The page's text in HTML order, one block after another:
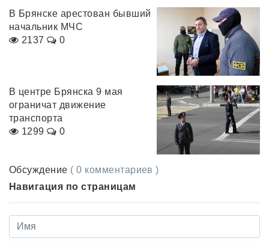
В Брянске арестован бывший
начальник МЧС
2137
0
В центре Брянска 9 мая
ограничат движение
транспорта
1299
0
Обсуждение ( 0 комментариев )
Навигация по страницам